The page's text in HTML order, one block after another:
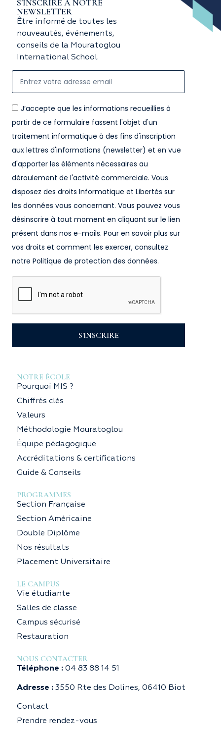
S'INSCRIRE À NOTRE
NEWSLETTER
Être informé de toutes les
nouveautés, événements,
conseils de la Mouratoglou
International School.
J’accepte que les informations recueillies à
partir de ce formulaire fassent l'objet d'un
traitement informatique à des fins d'inscription
aux lettres d'informations (newsletter) et en vue
d'apporter les éléments nécessaires au
déroulement de l'activité commerciale. Vous
disposez des droits Informatique et Libertés sur
les données vous concernant. Vous pouvez vous
désinscrire à tout moment en cliquant sur le lien
présent dans nos e-mails. Pour en savoir plus sur
vos droits et comment les exercer, consultez
notre Politique de protection des données.
S'INSCRIRE
NOTRE ÉCOLE
Pourquoi MIS ?
Chiffrés clés
Valeurs
Méthodologie Mouratoglou
Équipe pédagogique
Accréditations & certifications
Guide & Conseils
PROGRAMMES
Section Française
Section Américaine
Double Diplôme
Nos résultats
Placement Universitaire
LE CAMPUS
Vie étudiante
Salles de classe
Campus sécurisé
Restauration
NOUS CONTACTER
Téléphone : 04 83 88 14 51
Adresse : 3550 Rte des Dolines, 06410 Biot
Contact
Prendre rendez-vous